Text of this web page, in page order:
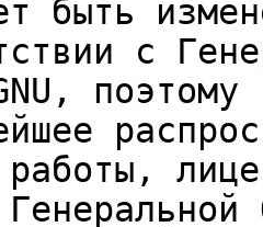
быть
с
поэтому